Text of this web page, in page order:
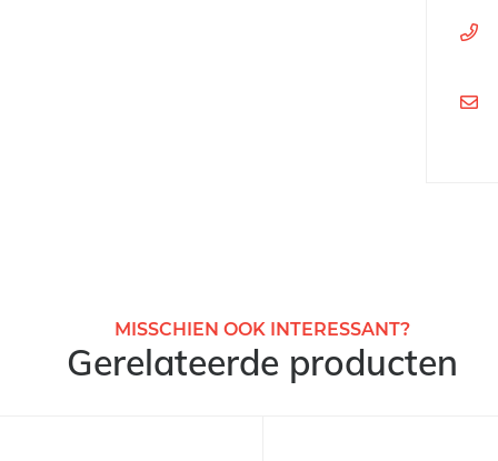
MISSCHIEN OOK INTERESSANT?
Gerelateerde producten